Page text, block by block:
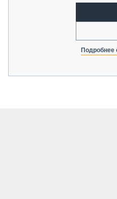
Подробнее